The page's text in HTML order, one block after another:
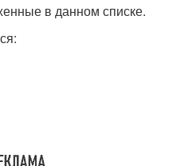
в данном списке.